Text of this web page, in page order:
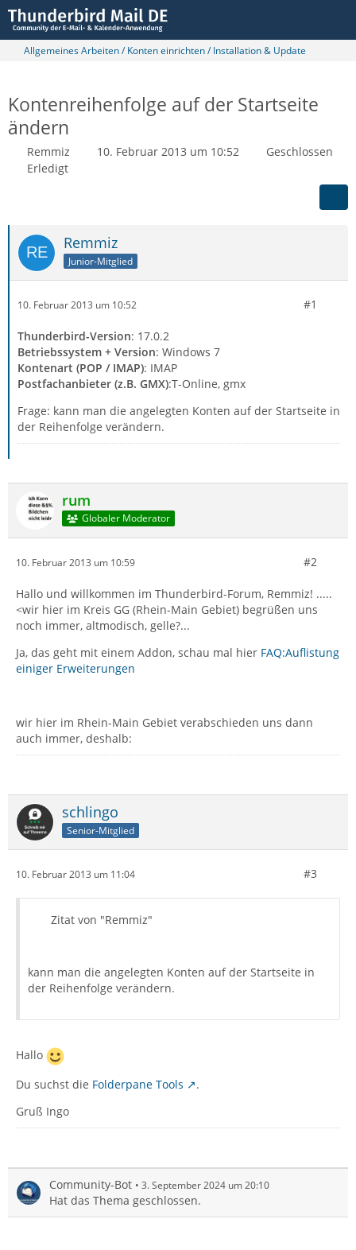
Allgemeines Arbeiten / Konten einrichten / Installation & Update
Kontenreihenfolge auf der Startseite
ändern
Remmiz 10. Februar 2013 um 10:52
Geschlossen
Erledigt
Remmiz
Junior-Mitglied
10. Februar 2013 um 10:52 #1
Thunderbird-Version: 17.0.2
Betriebssystem + Version: Windows 7
Kontenart (POP / IMAP): IMAP
Postfachanbieter (z.B. GMX):T-Online, gmx
Frage: kann man die angelegten Konten auf der Startseite in
der Reihenfolge verändern.
rum
Globaler Moderator
10. Februar 2013 um 10:59 #2
Hallo und willkommen im Thunderbird-Forum, Remmiz! .....
<wir hier im Kreis GG (Rhein-Main Gebiet) begrüßen uns
noch immer, altmodisch, gelle?...
Ja, das geht mit einem Addon, schau mal hier FAQ:Auflistung
einiger Erweiterungen
wir hier im Rhein-Main Gebiet verabschieden uns dann
auch immer, deshalb:
schlingo
Senior-Mitglied
10. Februar 2013 um 11:04 #3
Zitat von "Remmiz"
kann man die angelegten Konten auf der Startseite in
der Reihenfolge verändern.
Hallo
Du suchst die Folderpane Tools
.
Gruß Ingo
Community-Bot 3. September 2024 um 20:10
Hat das Thema geschlossen.